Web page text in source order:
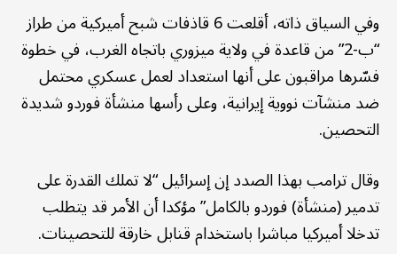
وفي السياق ذاته، أقلعت 6 قاذفات شبح أميركية من طراز
“ب-2” من قاعدة في ولاية ميزوري باتجاه الغرب، في خطوة
فسّرها مراقبون على أنها استعداد لعمل عسكري محتمل
ضد منشآت نووية إيرانية، وعلى رأسها منشأة فوردو شديدة
التحصين.
وقال ترامب بهذا الصدد إن إسرائيل “لا تملك القدرة على
تدمير (منشأة) فوردو بالكامل” مؤكدا أن الأمر قد يتطلب
تدخلا أميركيا مباشرا باستخدام قنابل خارقة للتحصينات.